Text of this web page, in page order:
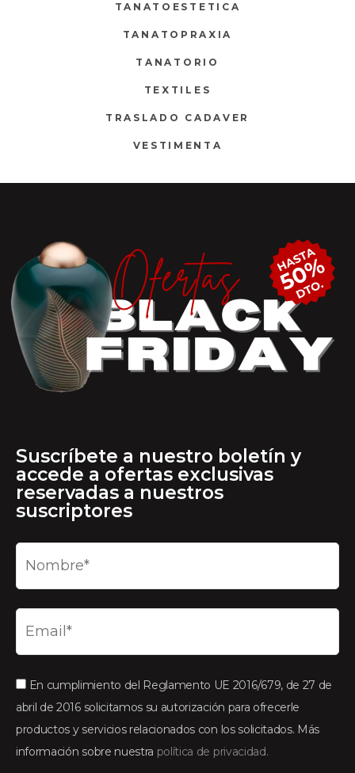
TANATOESTETICA
TANATOPRAXIA
TANATORIO
TEXTILES
TRASLADO CADAVER
VESTIMENTA
Suscríbete a nuestro boletín y
accede a ofertas exclusivas
reservadas a nuestros
suscriptores
En cumplimiento del Reglamento UE 2016/679, de 27 de
abril de 2016 solicitamos su autorización para ofrecerle
productos y servicios relacionados con los solicitados. Más
información sobre nuestra política de privacidad.